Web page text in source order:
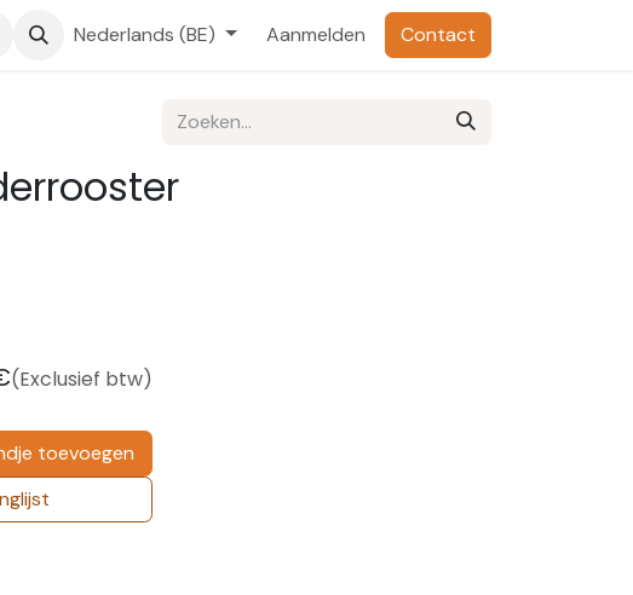
Nederlands (BE) Aanmelden Contact
toevoegen
(Exclusief btw)